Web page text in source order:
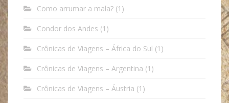
Como arrumar a mala? (1)
Condor dos Andes (1)
Crônicas de Viagens – África do Sul (1)
Crônicas de Viagens – Argentina (1)
Crônicas de Viagens – Áustria (1)